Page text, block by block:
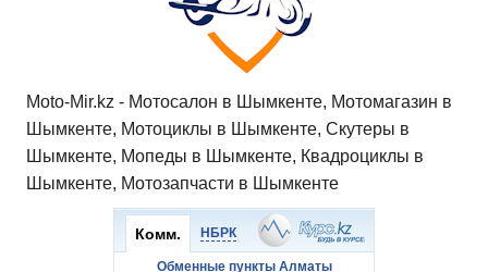
Moto-Mir.kz - Мотосалон в Шымкенте, Мотомагазин в
Шымкенте, Мотоциклы в Шымкенте, Скутеры в
Шымкенте, Мопеды в Шымкенте, Квадроциклы в
Шымкенте, Мотозапчасти в Шымкенте